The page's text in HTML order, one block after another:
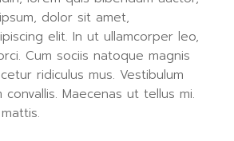
dolor sit amet,
elit. In ut ullamcorper leo,
Cum sociis natoque magnis
ridiculus mus. Vestibulum
convallis. Maecenas ut tellus mi.